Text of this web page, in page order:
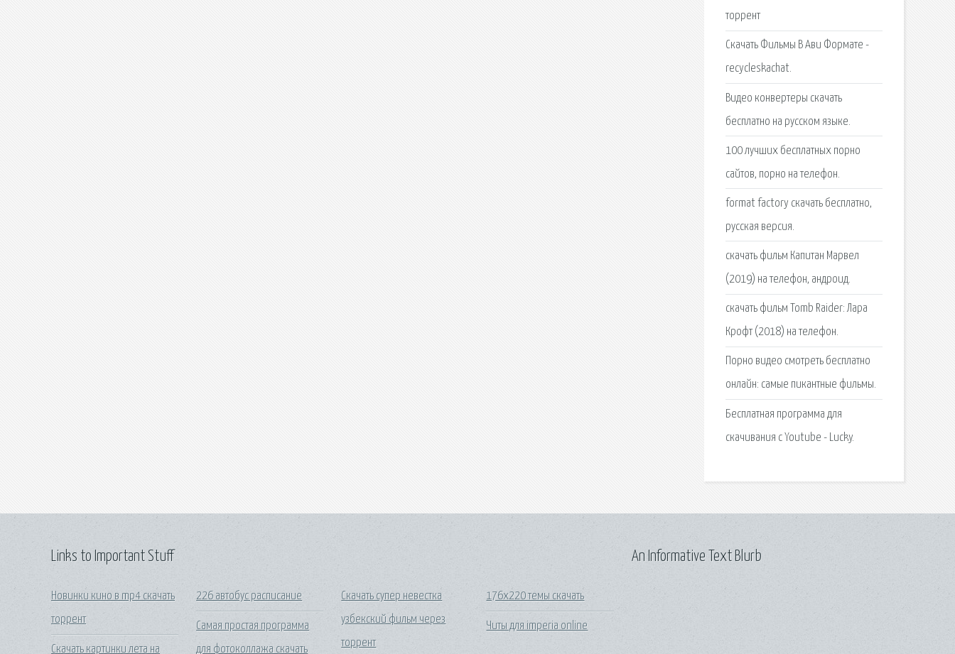
торрент
Скачать Фильмы В Ави Формате -
recycleskachat.
Видео конвертеры скачать
бесплатно на русском языке.
100 лучших бесплатных порно
сайтов, порно на телефон.
format factory скачать бесплатно,
русская версия.
скачать фильм Капитан Марвел
(2019) на телефон, андроид.
скачать фильм Tomb Raider: Лара
Крофт (2018) на телефон.
Порно видео смотреть бесплатно
онлайн: самые пикантные фильмы.
Бесплатная программа для
скачивания с Youtube - Lucky.
Links to Important Stuff
Новинки кино в mp4 скачать
торрент
Скачать картинки лета на
226 автобус расписание
Самая простая программа
для фотоколлажа скачать
Скачать супер невестка
узбекский фильм через
торрент
176х220 темы скачать
Читы для imperia online
An Informative Text Blurb